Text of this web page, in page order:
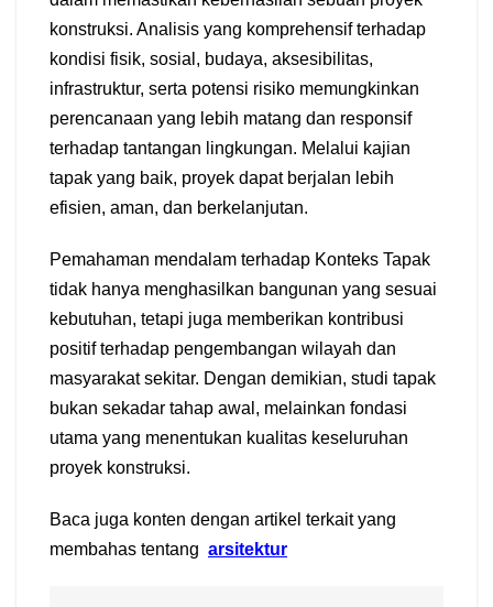
konstruksi. Analisis yang komprehensif terhadap
kondisi fisik, sosial, budaya, aksesibilitas,
infrastruktur, serta potensi risiko memungkinkan
perencanaan yang lebih matang dan responsif
terhadap tantangan lingkungan. Melalui kajian
tapak yang baik, proyek dapat berjalan lebih
efisien, aman, dan berkelanjutan.
Pemahaman mendalam terhadap Konteks Tapak
tidak hanya menghasilkan bangunan yang sesuai
kebutuhan, tetapi juga memberikan kontribusi
positif terhadap pengembangan wilayah dan
masyarakat sekitar. Dengan demikian, studi tapak
bukan sekadar tahap awal, melainkan fondasi
utama yang menentukan kualitas keseluruhan
proyek konstruksi.
Baca juga konten dengan artikel terkait yang
membahas tentang arsitektur